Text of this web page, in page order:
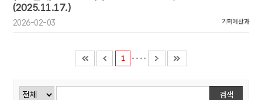
(2025.11.17.)
2026-02-03 기획예산과
1
검색 검색